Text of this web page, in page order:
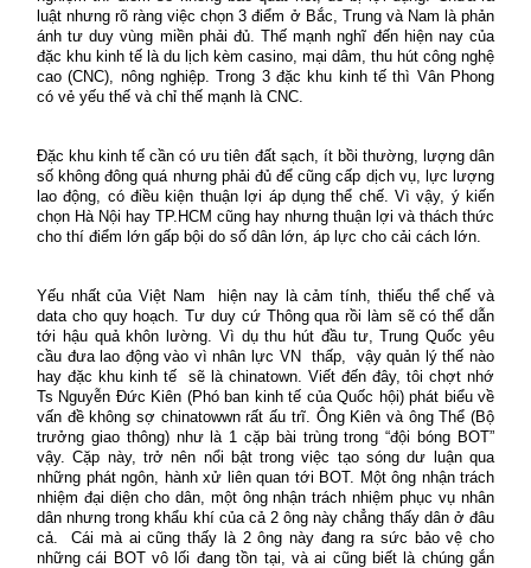
luật nhưng rõ ràng việc chọn 3 điểm ở Bắc, Trung và Nam là phản
ánh tư duy vùng miền phải đủ. Thế mạnh nghĩ đến hiện nay của
đặc khu kinh tế là du lịch kèm casino, mại dâm, thu hút công nghệ
cao (CNC), nông nghiệp. Trong 3 đặc khu kinh tế thì Vân Phong
có vẻ yếu thế và chỉ thế mạnh là CNC.
Đặc khu kinh tế cần có ưu tiên đất sạch, ít bồi thường, lượng dân
số không đông quá nhưng phải đủ để cũng cấp dịch vụ, lực lượng
lao động, có điều kiện thuận lợi áp dụng thể chế. Vì vậy, ý kiến
chọn Hà Nội hay TP.HCM cũng hay nhưng thuận lợi và thách thức
cho thí điểm lớn gấp bội do số dân lớn, áp lực cho cải cách lớn.
Yếu nhất của Việt Nam hiện nay là cảm tính, thiếu thể chế và
data cho quy hoạch. Tư duy cứ Thông qua rồi làm sẽ có thể dẫn
tới hậu quả khôn lường. Vì dụ thu hút đầu tư, Trung Quốc yêu
cầu đưa lao động vào vì nhân lực VN thấp, vậy quản lý thế nào
hay đặc khu kinh tế sẽ là chinatown. Viết đến đây, tôi chợt nhớ
Ts Nguyễn Đức Kiên (Phó ban kinh tế của Quốc hội) phát biểu về
vấn đề không sợ chinatowwn rất ấu trĩ. Ông Kiên và ông Thể (Bộ
trưởng giao thông) như là 1 cặp bài trùng trong “đội bóng BOT”
vậy. Cặp này, trở nên nổi bật trong việc tạo sóng dư luận qua
những phát ngôn, hành xử liên quan tới BOT. Một ông nhận trách
nhiệm đại diện cho dân, một ông nhận trách nhiệm phục vụ nhân
dân nhưng trong khẩu khí của cả 2 ông này chẳng thấy dân ở đâu
cả. Cái mà ai cũng thấy là 2 ông này đang ra sức bảo vệ cho
những cái BOT vô lối đang tồn tại, và ai cũng biết là chúng gắn